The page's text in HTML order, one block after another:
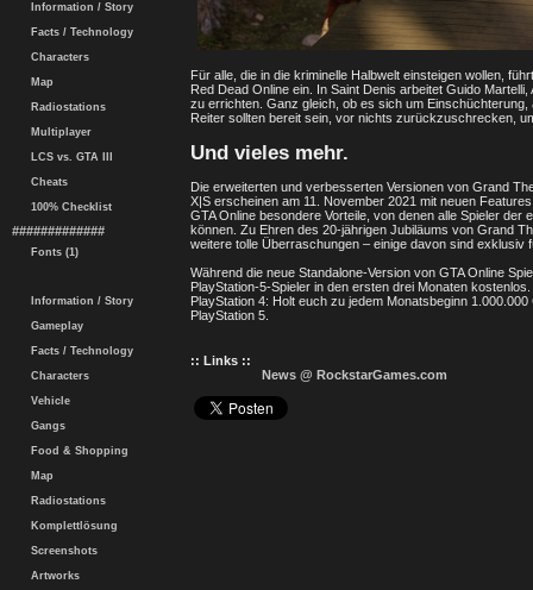
Information / Story
Facts / Technology
Characters
Map
Radiostations
Multiplayer
LCS vs. GTA III
Cheats
100% Checklist
#############
Fonts (1)
Information / Story
Gameplay
Facts / Technology
Characters
Vehicle
Gangs
Food & Shopping
Map
Radiostations
Komplettlösung
Screenshots
Artworks
Für alle, die in die kriminelle Halbwelt einsteigen wollen,
Red Dead Online ein. In Saint Denis arbeitet Guido
zu errichten. Ganz gleich, ob es sich um
Reiter sollten bereit sein, vor nichts zurückzuschrecken,
Und vieles mehr.
Die erweiterten und verbesserten Versionen von Grand
X|S erscheinen am 11. November 2021 mit neuen
GTA Online besondere Vorteile, von denen alle Spieler
können. Zu Ehren des 20-jährigen Jubiläums von Grand
weitere tolle Überraschungen – einige davon sind exklusiv
Während die neue Standalone-Version von GTA Online
PlayStation-5-Spieler in den ersten drei Monaten
PlayStation 4: Holt euch zu jedem Monatsbeginn
PlayStation 5.
:: Links ::
News @ RockstarGames.com